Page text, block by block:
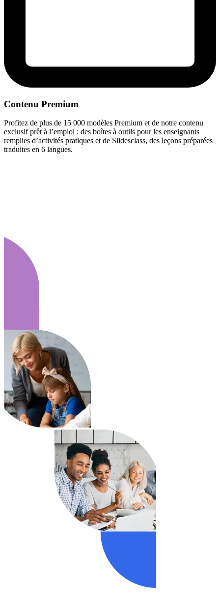
Contenu Premium
Profitez de plus de 15 000 modèles Premium et de notre contenu
exclusif prêt à l’emploi : des boîtes à outils pour les enseignants
remplies d’activités pratiques et de Slidesclass, des leçons préparées
traduites en 6 langues.